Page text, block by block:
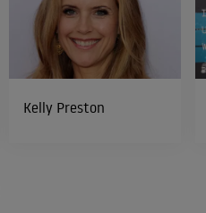
Kelly Preston